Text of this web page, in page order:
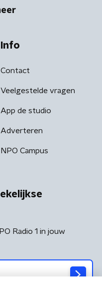
Info
Contact
Veelgestelde vragen
App de studio
Adverteren
NPO Campus
Radio 1 in jouw